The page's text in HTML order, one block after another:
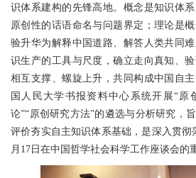
识体系建构的先锋高地。概念是知识体
原创性的话语命名与问题界定；理论是
验升华为解释中国道路、解答人类共同
识生产的工具与尺度，确立走向真知、
相互支撑、螺旋上升，共同构成中国自
国人民大学书报资料中心系统开展“原
论”“原创研究方法”的遴选与分析研究，
评价夯实自主知识体系基础，是深入贯彻
月17日在中国哲学社会科学工作座谈会的